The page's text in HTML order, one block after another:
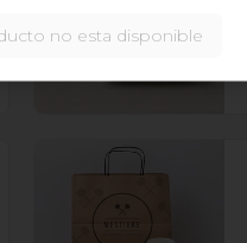
no esta disponible